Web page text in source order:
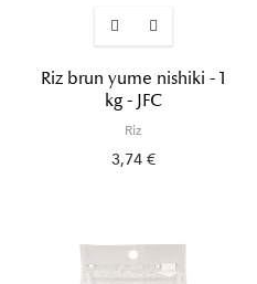
Riz brun yume nishiki - 1
kg - JFC
Riz
3,74 €